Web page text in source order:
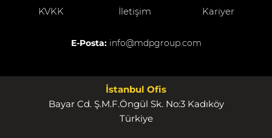
KVKK
İletişim Kariyer
E-Posta: info@mdpgroup.com
İstanbul Ofis
Bayar Cd. Ş.M.F.Öngül Sk. No:3 Kadıköy
Türkiye